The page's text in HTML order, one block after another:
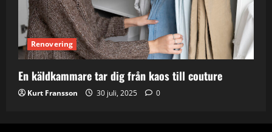
Renovering
En käldkammare tar dig från kaos till couture
Kurt Fransson 30 juli, 2025 0